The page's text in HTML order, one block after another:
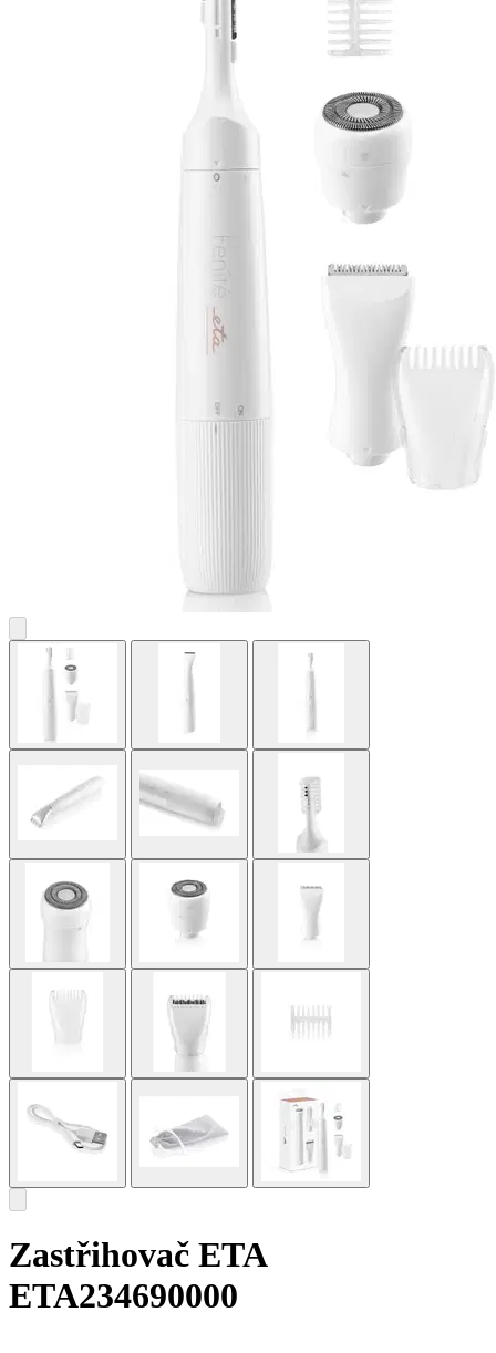
Zastřihovač ETA
ETA234690000